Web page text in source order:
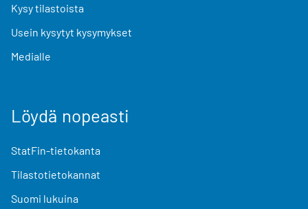
Kysy tilastoista
Usein kysytyt kysymykset
Medialle
Löydä nopeasti
StatFin-tietokanta
Tilastotietokannat
Suomi lukuina